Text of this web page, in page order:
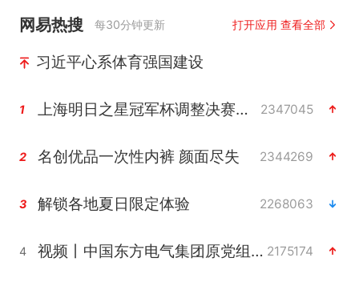
网易热搜 每30分钟更新 打开应用 查看全部
习近平心系体育强国建设
1 上海明日之星冠军杯调整决赛时间 2347045
2 名创优品一次性内裤 颜面尽失 2344269
3 解锁各地夏日限定体验 2268063
4 视频丨中国东方电气集团原党组副书记、董事宋致远被查 2175174